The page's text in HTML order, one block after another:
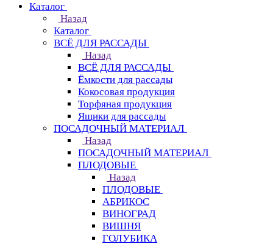
Каталог
Назад
Каталог
ВСЁ ДЛЯ РАССАДЫ
Назад
ВСЁ ДЛЯ РАССАДЫ
Ёмкости для рассады
Кокосовая продукция
Торфяная продукция
Ящики для рассады
ПОСАДОЧНЫЙ МАТЕРИАЛ
Назад
ПОСАДОЧНЫЙ МАТЕРИАЛ
ПЛОДОВЫЕ
Назад
ПЛОДОВЫЕ
АБРИКОС
ВИНОГРАД
ВИШНЯ
ГОЛУБИКА